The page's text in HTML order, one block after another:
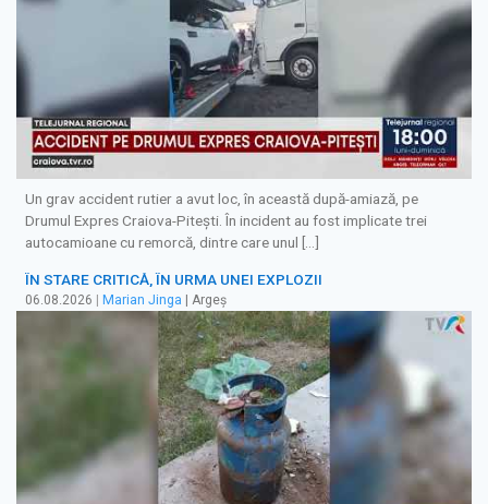
Un grav accident rutier a avut loc, în această după-amiază, pe
Drumul Expres Craiova-Pitești. În incident au fost implicate trei
autocamioane cu remorcă, dintre care unul […]
ÎN STARE CRITICĂ, ÎN URMA UNEI EXPLOZII
06.08.2026 Marian Jinga | Argeș